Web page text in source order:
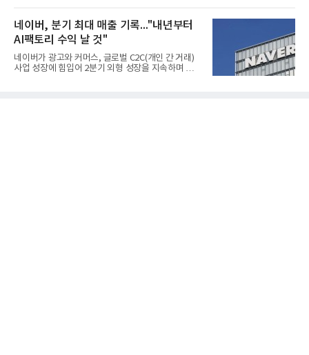
성이 개선됐다.금호석유
본격적인 시장 공략에 나선다.HD하이드로젠은 최근
한국전기안전공사(KESCO)로부터 SOFC 발전설비
‘HD250’과 ‘HD300’, 제조시설에 대한 사용전검사를
완료하고 제품 양산체계 구축했다고 밝혔다.HD250
과 HD300은 각각 249kW급과 285kW급의 중소형 발
전용 SOFC 제품이다. 이번 검사를 통해 HD하이드로
젠은 제품과 제조시설의 전기설비 안전성과 적합성을
네이버, 분기 최대 매출 기록..."내년부터
AI팩토리 수익 날 것"
네이버가 광고와 커머스, 글로벌 C2C(개인 간 거래)
사업 성장에 힘입어 2분기 외형 성장을 지속하며 역대